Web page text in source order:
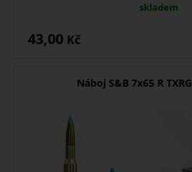
skladem
43,00 Kč
Náboj S&B 7x65 R